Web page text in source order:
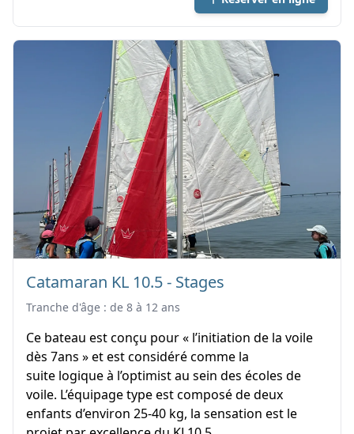
Catamaran KL 10.5 - Stages
Tranche d'âge : de 8 à 12 ans
Ce bateau est conçu pour « l’initiation de la voile
dès 7ans » et est considéré comme la
suite logique à l’optimist au sein des écoles de
voile. L’équipage type est composé de deux
enfants d’environ 25-40 kg, la sensation est le